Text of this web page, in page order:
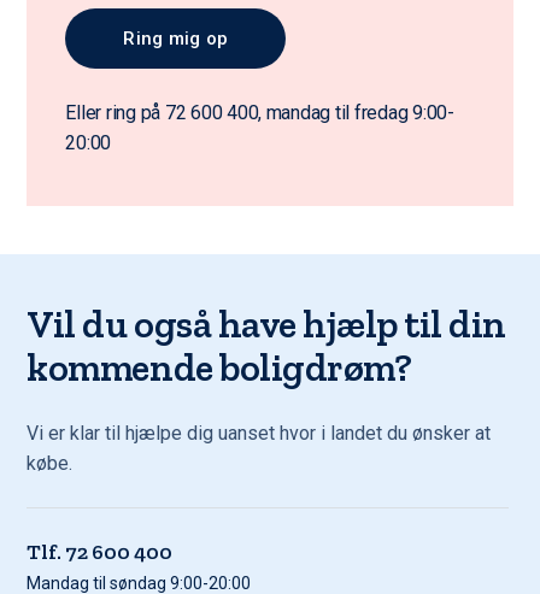
Eller ring på 72 600 400, mandag til fredag 9:00-
20:00
Vil du også have hjælp til din
kommende boligdrøm?
Vi er klar til hjælpe dig uanset hvor i landet du ønsker at
købe.
Tlf. 72 600 400
Mandag til søndag 9:00-20:00